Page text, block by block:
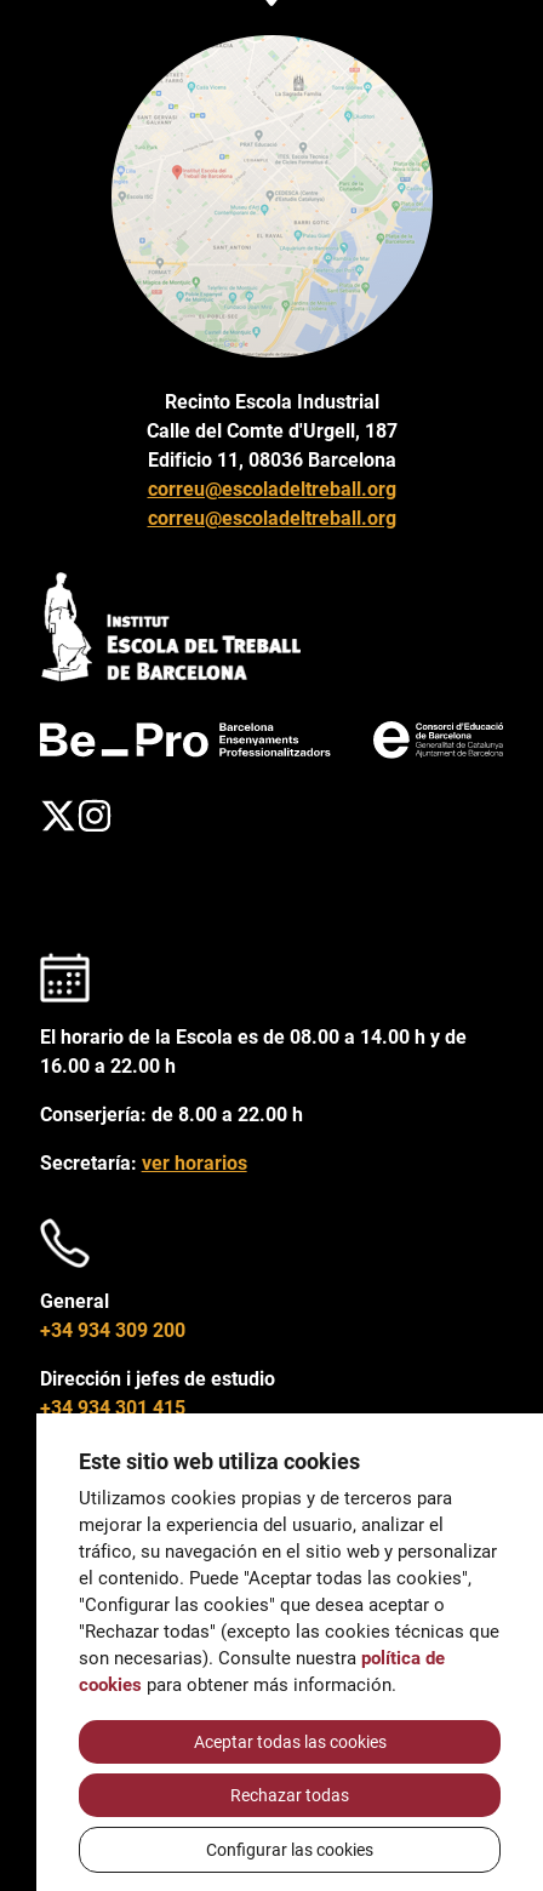
Recinto Escola Industrial
Calle del Comte d'Urgell, 187
Edificio 11, 08036 Barcelona
correu@escoladeltreball.org
correu@escoladeltreball.org
El horario de la Escola es de 08.00 a 14.00 h y de
16.00 a 22.00 h
Conserjería: de 8.00 a 22.00 h
Secretaría: ver horarios
General
+34 934 309 200
Dirección i jefes de estudio
+34 934 301 415
General
correu@escoladeltreball.org
Información
informacio@escoladeltreball.org
Trámites de secretaría
AccessibilidadAviso legal y Política de Privacidad
Política de cookies
Créditos
Este sitio web utiliza cookies
Utilizamos cookies propias y de terceros para
mejorar la experiencia del usuario, analizar el
tráfico, su navegación en el sitio web y personalizar
el contenido. Puede "Aceptar todas las cookies",
"Configurar las cookies" que desea aceptar o
"Rechazar todas" (excepto las cookies técnicas que
son necesarias). Consulte nuestra política de
cookies para obtener más información.
Aceptar todas las cookies
Rechazar todas
Configurar las cookies